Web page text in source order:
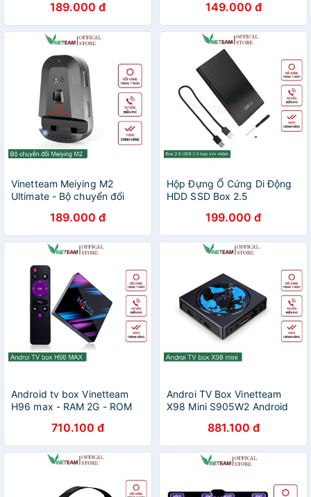
USB - Hàng Chính Hãng
-4670
189.000 đ
cấp (trắng nhỏ xinh) -3240
149.000 đ
Vinetteam Meiying M2
Ultimate - Bộ chuyển đổi
COD bluetooth 5.0 không
delay, giật lag
189.000 đ
Hộp Đựng Ổ Cứng Di Động
HDD SSD Box 2.5
kim nhôm , Tốc Độ 6gbs
Dành Cho Windows Mac OS
-4720
199.000 đ
Android tv box Vinetteam
H96 max - RAM 2G - ROM
RK3318 Dual WiFi
710.100 đ
Androi TV Box Vinetteam
X98 Mini S905W2 Android
bộ nhớ trong881.100 đ